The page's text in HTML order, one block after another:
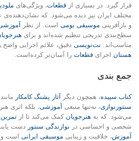
قرار گیرد. در بسیاری از قطعات، ویژگی‌های
مختلف ایران نیز دیده می‌شود. که نشان‌دهنده‌ی
و بازآفرینی موسیقی بومی است. از نظر
سطح‌بندی تدریجی تنظیم شده‌اند و برای
مناسب‌اند. نت‌نویسی دقیق، علائم اجرایی واضح
هستان اجرای قطعات را آسان‌تر کرده‌است.
جمع بندی
کتاب سپیده، همچون دیگر آثار پشنگ کامکار
سنتورنوازی، نه‌تنها منبعی آموزشی، بلکه اثری
می‌شود. که به هنرجویان کمک می‌کند تا از تمرین
شخصی و احساسی در نوازندگی سنتور دست
آموزش، خلاقیت و زیبایی موسیقی ایرانی است و